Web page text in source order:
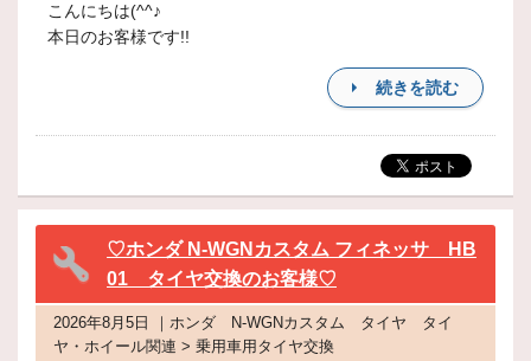
こんにちは(^^♪
本日のお客様です!!
続きを読む
♡ホンダ N-WGNカスタム フィネッサ HB
01 タイヤ交換のお客様♡
2026年8月5日 ｜ホンダ N-WGNカスタム タイヤ タイ
ヤ・ホイール関連 > 乗用車用タイヤ交換